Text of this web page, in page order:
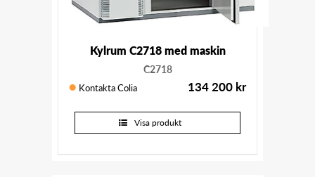
Kylrum C2718 med maskin
C2718
Kontakta Colia 134 200 kr
Visa produkt